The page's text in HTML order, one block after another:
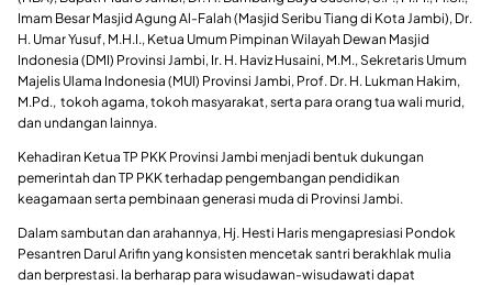
Imam Besar Masjid Agung Al-Falah (Masjid Seribu Tiang di Kota Jambi), Dr.
H. Umar Yusuf, M.H.I., Ketua Umum Pimpinan Wilayah Dewan Masjid
Indonesia (DMI) Provinsi Jambi, Ir. H. Haviz Husaini, M.M., Sekretaris Umum
Majelis Ulama Indonesia (MUI) Provinsi Jambi, Prof. Dr. H. Lukman Hakim,
M.Pd., tokoh agama, tokoh masyarakat, serta para orang tua wali murid,
dan undangan lainnya.
Kehadiran Ketua TP PKK Provinsi Jambi menjadi bentuk dukungan
pemerintah dan TP PKK terhadap pengembangan pendidikan
keagamaan serta pembinaan generasi muda di Provinsi Jambi.
Dalam sambutan dan arahannya, Hj. Hesti Haris mengapresiasi Pondok
Pesantren Darul Arifin yang konsisten mencetak santri berakhlak mulia
dan berprestasi. Ia berharap para wisudawan-wisudawati dapat